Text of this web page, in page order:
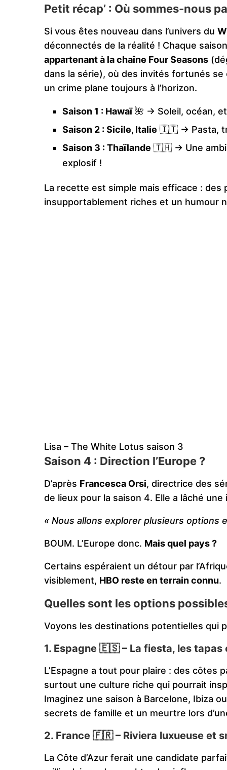
Petit récap’ : Où sommes-nous
Si vous êtes nouveau dans l’univers du
déconnectés de la réalité ! Chaque
appartenant à la chaîne Four Seasons
dans la série), où des invités fortunés
un crime plane toujours à l’horizon.
Saison 1 : Hawaï🌺 → Soleil, océan,
Saison 2 : Sicile, Italie 🇮🇹 → Pasta,
Saison 3 : Thaïlande 🇹🇭 → Une
explosif !
La recette est simple mais efficace : des
insupportablement riches et un humour
Lisa – The White Lotus saison 3
Saison 4 : Direction l’Europe ?
D’après Francesca Orsi, directrice des
de lieux pour la saison 4. Elle a lâché
« Nous allons explorer plusieurs options
BOUM. L’Europe donc. Mais quel pays ?
Certains espéraient un détour par
visiblement, HBO reste en terrain connu.
Quelles sont les options
Voyons les destinations potentielles qui
1. Espagne 🇪🇸– La fiesta, les tapas
L’Espagne a tout pour plaire : des côtes
surtout une culture riche qui pourrait
Imaginez une saison à Barcelone, Ibiza
secrets de famille et un meurtre lors
2. France 🇫🇷– Riviera luxueuse et
La Côte d’Azur ferait une candidate